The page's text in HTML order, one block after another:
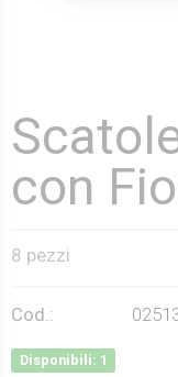
con
8 pezzi
Cod.:
Disponibili: 1